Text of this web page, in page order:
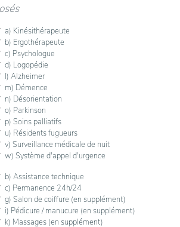
a) Kinésithérapeute
b) Ergothérapeute
c) Psychologue
d) Logopédie
l) Alzheimer
m) Démence
n) Désorientation
o) Parkinson
p) Soins palliatifs
u) Résidents fugueurs
v) Surveillance médicale de nuit
w) Système d'appel d'urgence
b) Assistance technique
c) Permanence 24h/24
g) Salon de coiffure (en supplément)
i) Pédicure / manucure (en supplément)
k) Massages (en supplément)